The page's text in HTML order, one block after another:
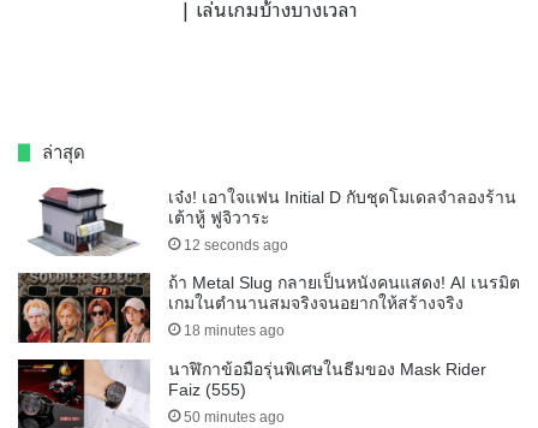
| เล่นเกมบ้างบางเวลา
ล่าสุด
เจ๋ง! เอาใจแฟน Initial D กับชุดโมเดลจำลองร้าน
เต้าหู้ ฟูจิวาระ
12 seconds ago
ถ้า Metal Slug กลายเป็นหนังคนแสดง! AI เนรมิต
เกมในตำนานสมจริงจนอยากให้สร้างจริง
18 minutes ago
นาฬิกาข้อมือรุ่นพิเศษในธีมของ Mask Rider
Faiz (555)
50 minutes ago